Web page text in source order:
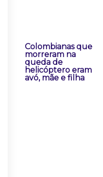
Colombianas que
morreram na
queda de
helicóptero eram
avó, mãe e filha